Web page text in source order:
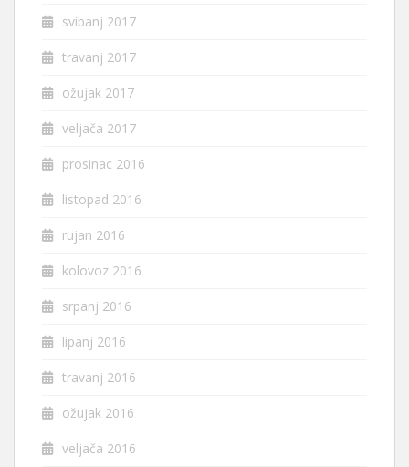
svibanj 2017
travanj 2017
ožujak 2017
veljača 2017
prosinac 2016
listopad 2016
rujan 2016
kolovoz 2016
srpanj 2016
lipanj 2016
travanj 2016
ožujak 2016
veljača 2016